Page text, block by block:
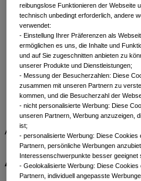
Startseite
Investieren
Anlageklassen
Anleihen
Anlageklassen
Anleihen
reibungslose Funktionieren der Webseite
technisch unbedingt erforderlich, andere
verwendet:
- Einstellung Ihrer Präferenzen als
ermöglichen es uns, die Inhalte und
und auf Sie zugeschnitten anbieten zu
unserer Produkte und Dienstleistungen;
- Messung der Besucherzahlen: Diese
zusammen mit unseren Partnern zu
kommen, und die Besucherzahl der
- nicht personalisierte Werbung: Diese
unseren Partnern, Werbung anzuzeigen,
ist;
- personalisierte Werbung: Diese
Partnern, persönliche Werbungen
Interessenschwerpunkte besser geeignet
- Geolokalisierte Werbung: Diese
Partnern, individuell angepasste